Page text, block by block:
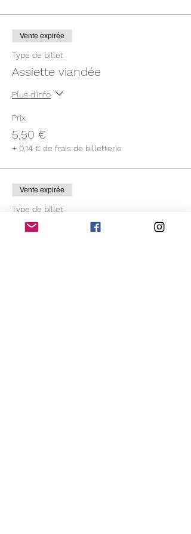
Vente expirée
Type de billet
Assiette viandée
Plus d'info
Prix
5,50 €
+ 0,14 € de frais de billetterie
Vente expirée
Type de billet
Assiette végétarienne